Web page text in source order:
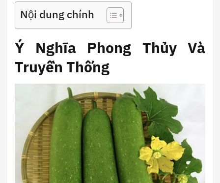
Nội dung chính
Ý Nghĩa Phong Thủy Và
Truyền Thống